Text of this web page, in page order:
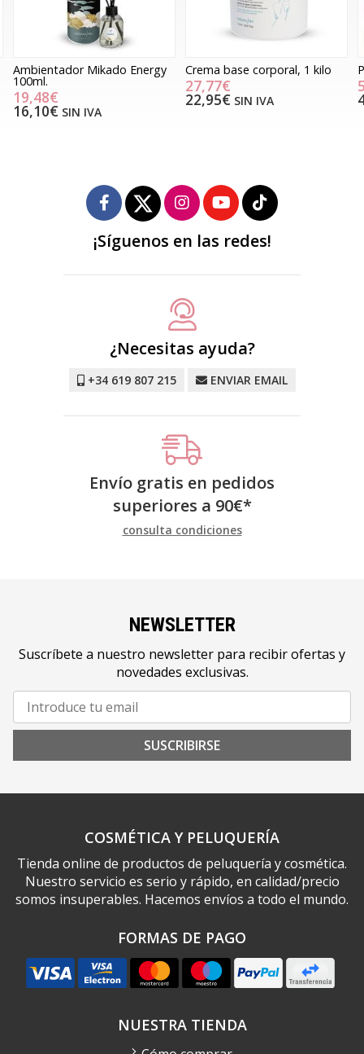
Ambientador Mikado Energy
100ml.
19,48€
16,10€ SIN IVA
Crema base corporal, 1 kilo
27,77€
22,95€ SIN IVA
¡Síguenos en las redes!
¿Necesitas ayuda?
+34 619 807 215 ENVIAR EMAIL
Envío gratis en pedidos
superiores a 90€*
consulta condiciones
NEWSLETTER
Suscríbete a nuestro newsletter para recibir ofertas y
novedades exclusivas.
SUSCRIBIRSE
COSMÉTICA Y PELUQUERÍA
Tienda online de productos de peluquería y cosmética.
Nuestro servicio es serio y rápido, en calidad/precio
somos insuperables. Hacemos envíos a todo el mundo.
FORMAS DE PAGO
NUESTRA TIENDA